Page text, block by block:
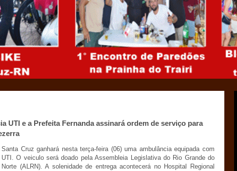
UTI e a Prefeita Fernanda assinará ordem de serviço para
Santa Cruz ganhará nesta terça-feira (06) uma ambulância equipada com
UTI. O veiculo será doado pela Assembleia Legislativa do Rio Grande do
Norte (ALRN). A solenidade de entrega acontecerá no Hospital Regional